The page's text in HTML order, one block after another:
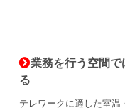
業務を行う空間
る
テレワークに適した室